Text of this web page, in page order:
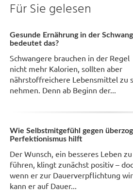
Für Sie gelesen
Gesunde Ernährung in der
bedeutet das?
Schwangere brauchen in der Regel
nicht mehr Kalorien, sollten aber
nährstoffreichere Lebensmittel zu
nehmen. Denn ab Beginn der...
Wie Selbstmitgefühl gegen
Perfektionismus hilft
Der Wunsch, ein besseres Leben zu
führen, klingt zunächst positiv –
wenn er zur Dauerverpflichtung
kann er auf Dauer...